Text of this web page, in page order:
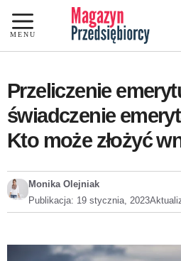
Przejdź
do
treści
MENU
Przeliczenie
świadczenie
Kto może złożyć
Monika Olejniak
Publikacja: 19 stycznia, 2023